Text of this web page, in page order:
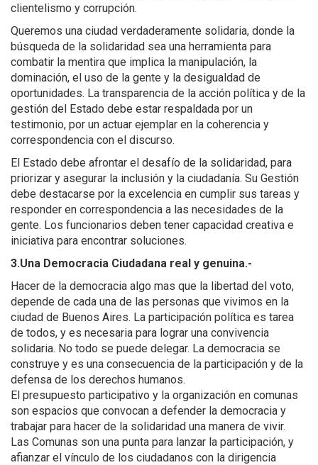
clientelismo y corrupción.
Queremos una ciudad verdaderamente solidaria, donde la
búsqueda de la solidaridad sea una herramienta para
combatir la mentira que implica la manipulación, la
dominación, el uso de la gente y la desigualdad de
oportunidades. La transparencia de la acción política y de la
gestión del Estado debe estar respaldada por un
testimonio, por un actuar ejemplar en la coherencia y
correspondencia con el discurso.
El Estado debe afrontar el desafío de la solidaridad, para
priorizar y asegurar la inclusión y la ciudadanía. Su Gestión
debe destacarse por la excelencia en cumplir sus tareas y
responder en correspondencia a las necesidades de la
gente. Los funcionarios deben tener capacidad creativa e
iniciativa para encontrar soluciones.
3.Una Democracia Ciudadana real y genuina.-
Hacer de la democracia algo mas que la libertad del voto,
depende de cada una de las personas que vivimos en la
ciudad de Buenos Aires. La participación política es tarea
de todos, y es necesaria para lograr una convivencia
solidaria. No todo se puede delegar. La democracia se
construye y es una consecuencia de la participación y de la
defensa de los derechos humanos.
El presupuesto participativo y la organización en comunas
son espacios que convocan a defender la democracia y
trabajar para hacer de la solidaridad una manera de vivir.
Las Comunas son una punta para lanzar la participación, y
afianzar el vínculo de los ciudadanos con la dirigencia